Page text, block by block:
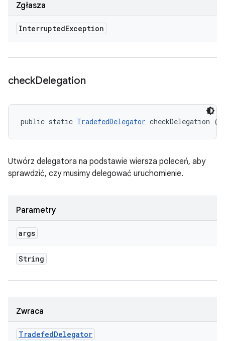
Zgłasza
InterruptedException
checkDelegation
public static TradefedDelegator checkDelegation
Utwórz delegatora na podstawie wiersza poleceń, aby
sprawdzić, czy musimy delegować uruchomienie.
Parametry
args
String
Zwraca
TradefedDelegator